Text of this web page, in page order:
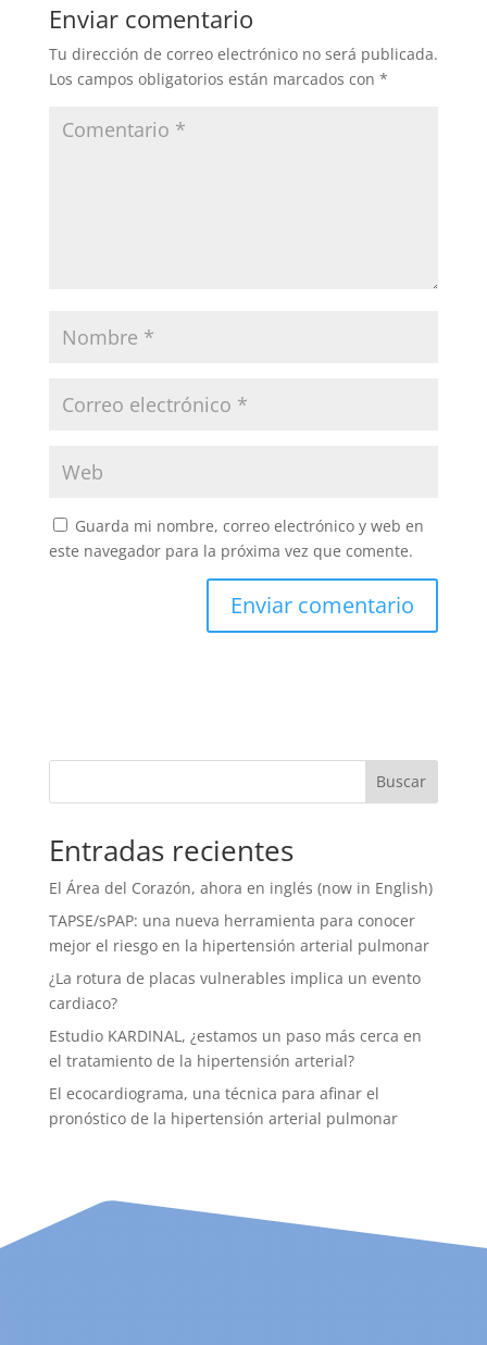
Enviar comentario
Tu dirección de correo electrónico no será publicada.
Los campos obligatorios están marcados con *
Guarda mi nombre, correo electrónico y web en
este navegador para la próxima vez que comente.
Buscar
Entradas recientes
El Área del Corazón, ahora en inglés (now in English)
TAPSE/sPAP: una nueva herramienta para conocer
mejor el riesgo en la hipertensión arterial pulmonar
¿La rotura de placas vulnerables implica un evento
cardiaco?
Estudio KARDINAL, ¿estamos un paso más cerca en
el tratamiento de la hipertensión arterial?
El ecocardiograma, una técnica para afinar el
pronóstico de la hipertensión arterial pulmonar